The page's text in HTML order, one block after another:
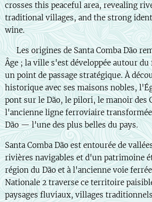
crosses this peaceful area, revealing
traditional villages, and the strong
wine.
🇫🇷 Les origines de Santa Comba Dão
Âge ; la ville s'est développée autour
un point de passage stratégique. À
historique avec ses maisons nobles,
pont sur le Dão, le pilori, le manoir des
l'ancienne ligne ferroviaire transformée
Dão — l'une des plus belles du pays.
Santa Comba Dão est entourée de
rivières navigables et d'un patrimoine
région du Dão et à l'ancienne voie
Nationale 2 traverse ce territoire
paysages fluviaux, villages